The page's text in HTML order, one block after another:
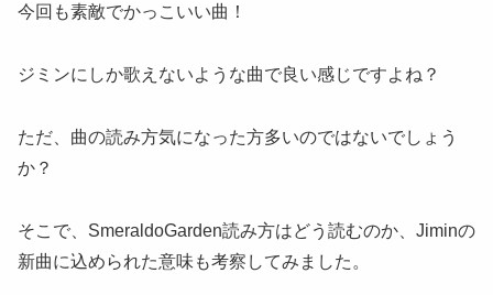
今回も素敵でかっこいい曲！
ジミンにしか歌えないような曲で良い感じですよね？
ただ、曲の読み方気になった方多いのではないでしょう
か？
そこで、SmeraldoGarden読み方はどう読むのか、Jiminの
新曲に込められた意味も考察してみました。